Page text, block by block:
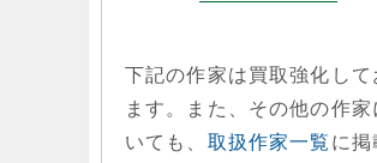
下記の作家は買取強化して
ます。また、その他の作家
いても、 取扱作家一覧 に掲